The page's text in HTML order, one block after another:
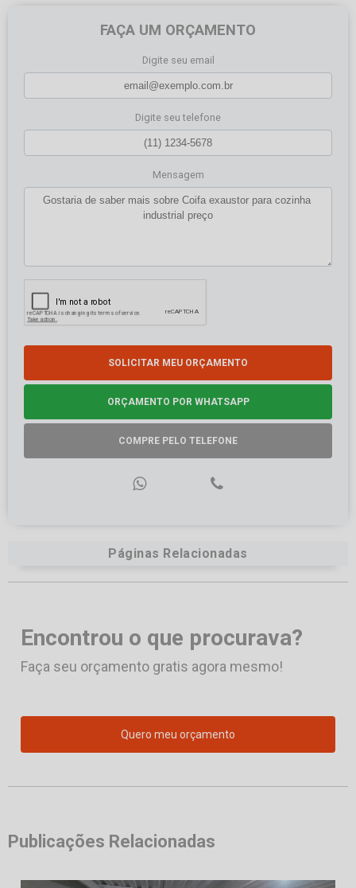
FAÇA UM ORÇAMENTO
Digite seu email
Digite seu telefone
Mensagem
SOLICITAR MEU ORÇAMENTO
ORÇAMENTO POR WHATSAPP
COMPRE PELO TELEFONE
Páginas Relacionadas
Encontrou o que procurava?
Faça seu orçamento gratis agora mesmo!
Quero meu orçamento
Publicações Relacionadas